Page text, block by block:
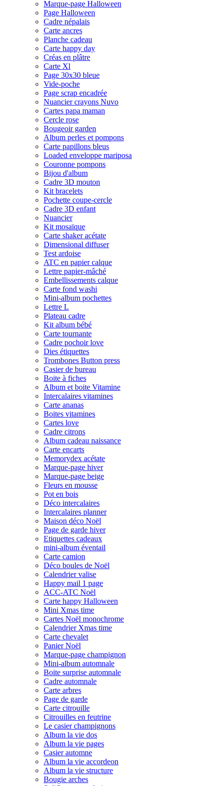
Marque-page Halloween
Page Halloween
Cadre népalais
Carte ancres
Planche cadeau
Carte happy day
Créas en plâtre
Carte Xl
Page 30x30 bleue
Vide-poche
Page scrap encadrée
Nuancier crayons Nuvo
Cartes papa maman
Cercle rose
Bougeoir garden
Album perles et pompons
Carte papillons bleus
Loaded enveloppe mariposa
Couronne pompons
Bijou d'album
Cadre 3D mouton
Kit bracelets
Pochette coupe-cercle
Cadre 3D enfant
Nuancier
Kit mosaïque
Carte shaker acétate
Dimensional diffuser
Test ardoise
ATC en papier calque
Lettre papier-mâché
Embellissements calque
Carte fond washi
Mini-album pochettes
Lettre L
Plateau cadre
Kit album bébé
Carte tournante
Cadre pochoir love
Dies étiquettes
Trombones Button press
Casier de bureau
Boite à fiches
Album et boite Vitamine
Intercalaires vitamines
Carte ananas
Boites vitamines
Cartes love
Cadre citrons
Album cadeau naissance
Carte encarts
Memorydex acétate
Marque-page hiver
Marque-page beige
Fleurs en mousse
Pot en bois
Déco intercalaires
Intercalaires planner
Maison déco Noël
Page de garde hiver
Etiquettes cadeaux
mini-album éventail
Carte camion
Déco boules de Noël
Calendrier valise
Happy mail 1 page
ACC-ATC Noël
Carte happy Halloween
Mini Xmas time
Cartes Noël monochrome
Calendrier Xmas time
Carte chevalet
Panier Noël
Marque-page champignon
Mini-album automnale
Boite surprise automnale
Cadre automnale
Carte arbres
Page de garde
Carte citrouille
Citrouilles en feutrine
Le casier champignons
Album la vie dos
Album la vie pages
Casier automne
Album la vie accordeon
Album la vie structure
Bougie arches